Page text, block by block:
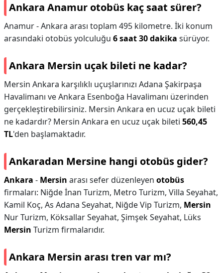
Ankara Anamur otobüs kaç saat sürer?
Anamur - Ankara arası toplam 495 kilometre. İki konum
arasındaki otobüs yolculuğu 6 saat 30 dakika sürüyor.
Ankara Mersin uçak bileti ne kadar?
Mersin Ankara karşılıklı uçuşlarınızı Adana Şakirpaşa
Havalimanı ve Ankara Esenboğa Havalimanı üzerinden
gerçekleştirebilirsiniz. Mersin Ankara en ucuz uçak bileti
ne kadardır? Mersin Ankara en ucuz uçak bileti 560,45
TL'den başlamaktadır.
Ankaradan Mersine hangi otobüs gider?
Ankara - Mersin arası sefer düzenleyen otobüs
firmaları: Niğde İnan Turizm, Metro Turizm, Villa Seyahat,
Kamil Koç, As Adana Seyahat, Niğde Vip Turizm, Mersin
Nur Turizm, Köksallar Seyahat, Şimşek Seyahat, Lüks
Mersin Turizm firmalarıdır.
Ankara Mersin arası tren var mı?